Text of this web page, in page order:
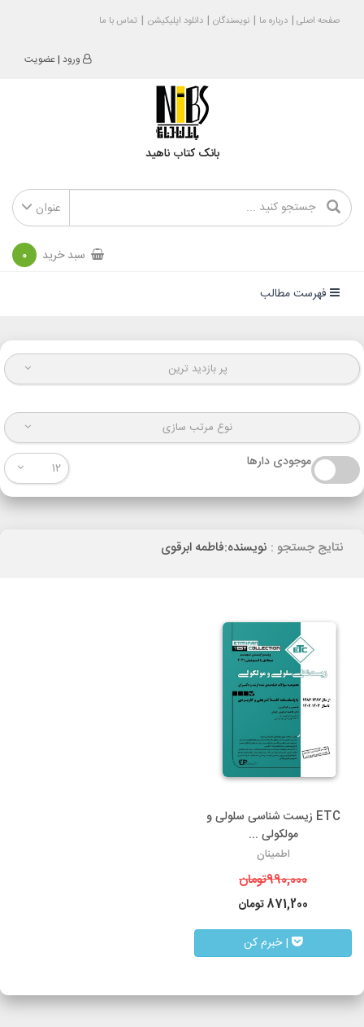
صفحه اصلی درباره ما نویسندگان دانلود اپلیکیشن تماس با ما
ورود |عضویت
بانک کتاب ناهید
عنوان
سبد خرید 0
فهرست مطالب
پر بازدید ترین
نوع مرتب سازی
موجودی دارها 12
نتایج جستجو : نویسنده:فاطمه ابرقوی
ETC زیست شناسی سلولی و
مولکولی ...
اطمینان
990,000تومان
871,200تومان
| خبرم کن